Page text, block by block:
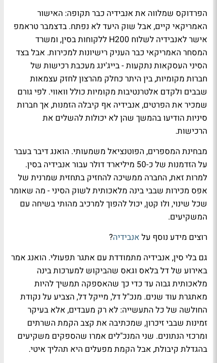
הפרדוקס שמלווה את אנבידיה כבר תקופה: האישור
האמריקאי קיים, אבל שוק היעד לא נפתח. בדצמבר טראמפ
אישר לאנבידיה לשלוח H200 ללקוחות בסין, ומשרד
המסחר האמריקאי כבר העניק רישיונות למכירות. אבל בצד
הסיני העסקאות נתקעות - בייג'ינג מעכבת רכישות של
חברות מקומיות, בין היתר כחלק מהרצון לחזק עצמאות
שבבים ולקדם אלטרנטיבות מקומיות כולל וואווי. לפי גורם
שמכיר את הפרטים, אנבידיה אף קיבלה הזמנות, אך חברות
סיניות הודיעו בהמשך שהן לא יכולות להשלים את
הרכישות.
מבחינת המספרים, הפוטנציאל משמעותי. הואנג דיבר בעבר
על הזדמנות של כ-50 מיליארד דולר עבור אנבידיה בסין.
למרות זאת, החברה ממשיכה להחזיק בתחזית שמרנית של
אפס מכירות שבבי בינה מלאכותית לשוק הסיני - מה שאומר
שכל שינוי, ולו קטן, יכול להפוך למרכיב מהותי בשיחה עם
המשקיעים.
רוצים מידע נוסף על אנבידיה?
גם בלי סין, אנבידיה מתמודדת עם אתגר תפעולי. הואנג אמר
באירוע של דל בלאס וגאס שהביקוש למערכות בינה
מלאכותית גבוה עד כדי כך שהאספקה תמשיך להיות
מאתגרת עוד שנים. מנכ"ל דל, מייקל דל, הצביע על נקודת
החולשה של כל התעשייה: לא רק מעבדים, אלא בעיקר
זמינות שבבי זיכרון, שמכתיבה את קצב הקמת השרתים
ומרכזי הנתונים. שני המנכ"לים אמרו שהספקים משקיעים
בהגדלת קיבולת, אבל הקמת מפעלים היא תהליך איטי.